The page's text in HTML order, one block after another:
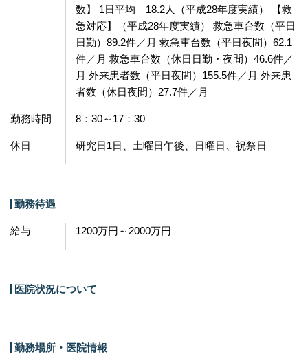
数】 1日平均 18.2人（平成28年度実績） 【救
急対応】（平成28年度実績） 救急車台数（平日
日勤）89.2件／月 救急車台数（平日夜間）62.1
件／月 救急車台数（休日日勤・夜間）46.6件／
月 外来患者数（平日夜間）155.5件／月 外来患
者数（休日夜間）27.7件／月
勤務時間 8：30～17：30
休日 研究日1日、土曜日午後、日曜日、祝祭日
勤務待遇
給与 1200万円～2000万円
医院状況について
勤務場所・医院情報